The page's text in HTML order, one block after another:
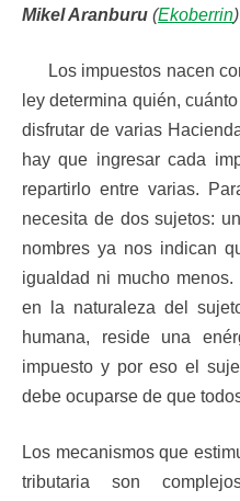
Mikel Aranburu (Ekoberrin)
Los impuestos nacen
ley determina quién,
disfrutar de varias
hay que ingresar cada
repartirlo entre varias.
necesita de dos sujetos:
nombres ya nos indican
igualdad ni mucho
en la naturaleza del
humana, reside una
impuesto y por eso el
debe ocuparse de que
Los mecanismos que
tributaria son